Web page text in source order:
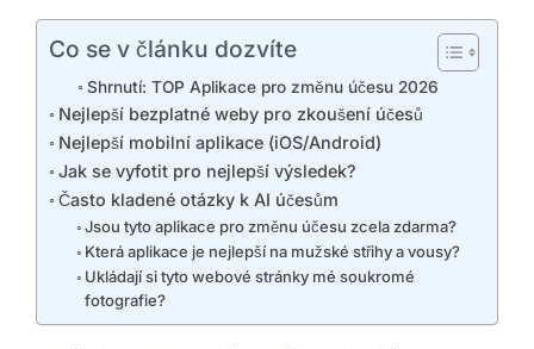
Co se v článku dozvíte
Shrnutí: TOP Aplikace pro změnu účesu 2026
Nejlepší bezplatné weby pro zkoušení účesů
Nejlepší mobilní aplikace (iOS/Android)
Jak se vyfotit pro nejlepší výsledek?
Často kladené otázky k AI účesům
Jsou tyto aplikace pro změnu účesu zcela zdarma?
Která aplikace je nejlepší na mužské střihy a vousy?
Ukládají si tyto webové stránky mé soukromé
fotografie?